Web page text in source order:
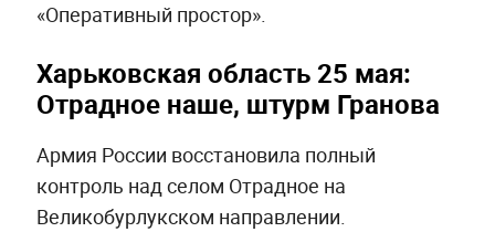
«Оперативный простор».
Харьковская область 25 мая:
Отрадное наше, штурм Гранова
Армия России восстановила полный
контроль над селом Отрадное на
Великобурлукском направлении.